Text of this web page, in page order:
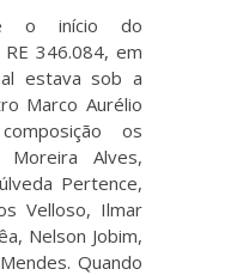
o início do
346.084, em
estava sob a
Marco Aurélio
os
Moreira Alves,
Pertence,
Velloso, Ilmar
Nelson Jobim,
Quando